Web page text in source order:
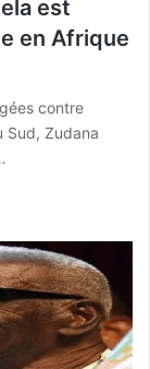
est
en Afrique
contre
Sud, Zudana